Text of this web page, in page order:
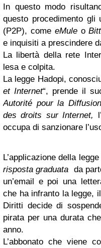
In questo modo
questo procedimento gli
(P2P), come eMuleo
e inquisiti a prescindere
La libertà della rete
lesa e colpita.
La legge Hadopi,
et Internet“, prende il
Autorité pour la
des droits sur Internet,
occupa di sanzionare
L’applicazione della
risposta graduata da
un’email e poi una
che ha infranto la legge,
Diritti decide di
pirata per una durata
anno.
L’abbonato che viene